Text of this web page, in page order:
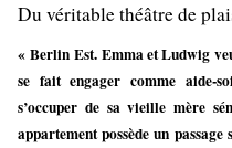
Du véritable théâtre de
« Berlin Est. Emma et Ludwig
se fait engager comme aide-
s’occuper de sa vieille mère
appartement possède un